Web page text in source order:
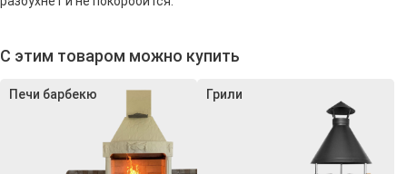
С этим товаром можно купить
Печи барбекю Грили